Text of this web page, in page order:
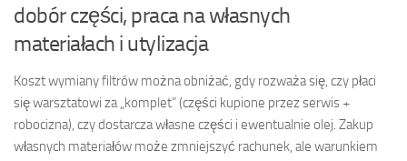
dobór części, praca na własnych
materiałach i utylizacja
Koszt wymiany filtrów można obniżać, gdy rozważa się, czy płaci
się warsztatowi za „komplet” (części kupione przez serwis +
robocizna), czy dostarcza własne części i ewentualnie olej. Zakup
własnych materiałów może zmniejszyć rachunek, ale warunkiem